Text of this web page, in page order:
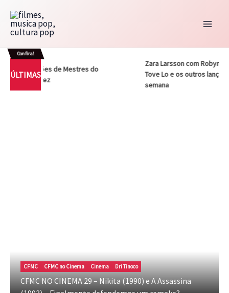
para
conteúdo
Confira!
ÚLTIMAS
adaptações de Mestres do
vez
Zara Larsson com Robyn,
Tove Lo e os outros
semana
CFMC CFMC no Cinema Cinema Dri Tinoco
CFMC NO CINEMA 29 – Nikita (1990) e A Assassina